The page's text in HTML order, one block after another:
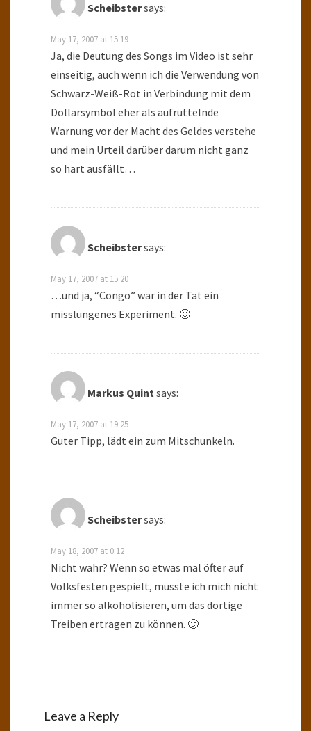
Scheibstersays:
May 17, 2007 at 15:19
Ja, die Deutung des Songs im Video ist sehr
einseitig, auch wenn ich die Verwendung von
Schwarz-Weiß-Rot in Verbindung mit dem
Dollarsymbol eher als aufrüttelnde
Warnung vor der Macht des Geldes verstehe
und mein Urteil darüber darum nicht ganz
so hart ausfällt…
Scheibstersays:
May 17, 2007 at 15:20
…und ja, “Congo” war in der Tat ein
misslungenes Experiment. 🙂
Markus Quintsays:
May 17, 2007 at 19:25
Guter Tipp, lädt ein zum Mitschunkeln.
Scheibstersays:
May 18, 2007 at 0:12
Nicht wahr? Wenn so etwas mal öfter auf
Volksfesten gespielt, müsste ich mich nicht
immer so alkoholisieren, um das dortige
Treiben ertragen zu können. 🙂
Leave a Reply